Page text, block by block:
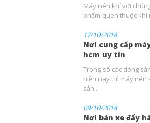
Máy nén khí với
phẩm quen thuộc khi
17/10/2018
Nơi cung cấp
hcm uy tín
Trong số các dòng
hiện nay thì máy
sản...
09/10/2018
Nơi bán xe đẩy